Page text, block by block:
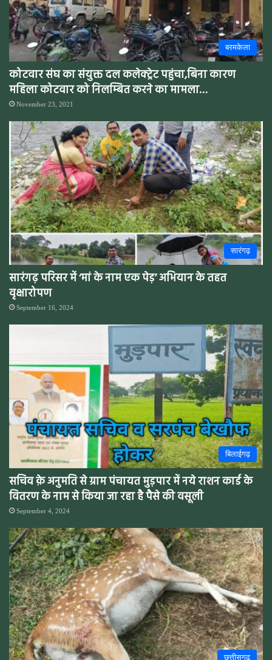
बरमकेला
कोटवार संघ का संयुक्त दल कलेक्ट्रेट पहुंचा,बिना कारण
महिला कोटवार को निलम्बित करने का मामला…
November 23, 2021
सारंगढ़
सारंगढ़ परिसर में ‘मां के नाम एक पेड़’ अभियान के तहत
वृक्षारोपण
September 16, 2024
बिलाईगढ़
सचिव क़े अनुमति से ग्राम पंचायत मुड़पार में नये राशन कार्ड के
वितरण के नाम से किया जा रहा है पैसे की वसूली
September 4, 2024
छत्तीसगढ़